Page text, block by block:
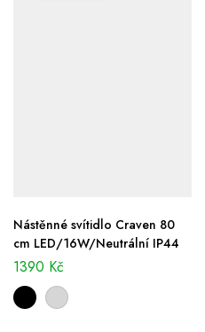
Nástěnné svítidlo Craven 80
cm LED/16W/Neutrální IP44
1390 Kč